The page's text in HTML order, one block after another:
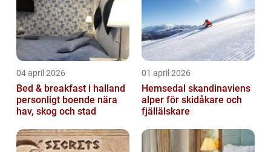
04 april 2026
Bed & breakfast i halland
personligt boende nära
hav, skog och stad
01 april 2026
Hemsedal skandinaviens
alper för skidåkare och
fjällälskare